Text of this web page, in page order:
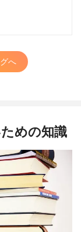
へ
めの知識